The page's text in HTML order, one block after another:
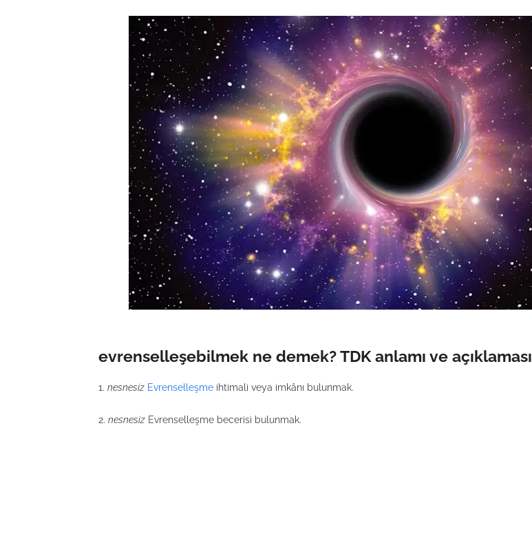
evrenselleşebilmek ne demek? TDK anlamı ve açıklaması
1. nesnesiz Evrenselleşme ihtimali veya imkânı bulunmak.
2. nesnesiz Evrenselleşme becerisi bulunmak.